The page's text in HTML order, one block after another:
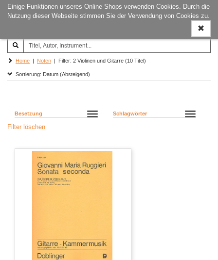
Einige Funktionen unseres Online-Shops verwenden Cookies. Durch die
Nutzung dieser Webseite stimmen Sie der Verwendung von Cookies zu.
ein-/
Joachim‐Trekel‐Musikverlag,
Hamburg
Home | Noten | Filter: 2 Violinen und Gitarre (10 Titel)
Sortierung: Datum (Absteigend)
Besetzung Schlagwörter
Filter löschen